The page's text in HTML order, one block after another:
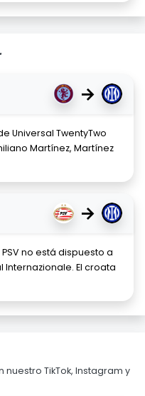
→
Universal TwentyTwo
Martínez, Martínez
→
no está dispuesto a
Internazionale. El croata
TikTok, Instagram y